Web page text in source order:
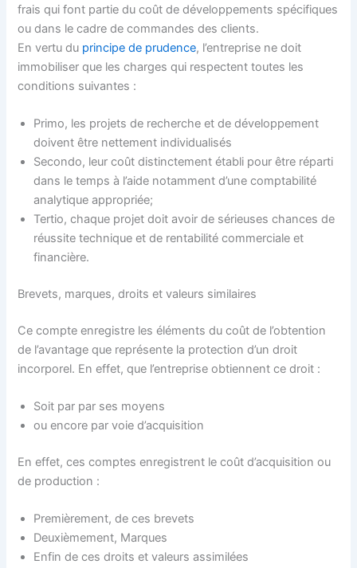
frais qui font partie du coût de développements spécifiques
ou dans le cadre de commandes des clients.
En vertu du principe de prudence, l’entreprise ne doit
immobiliser que les charges qui respectent toutes les
conditions suivantes :
Primo, les projets de recherche et de développement
doivent être nettement individualisés
Secondo, leur coût distinctement établi pour être réparti
dans le temps à l’aide notamment d’une comptabilité
analytique appropriée;
Tertio, chaque projet doit avoir de sérieuses chances de
réussite technique et de rentabilité commerciale et
financière.
Brevets, marques, droits et valeurs similaires
Ce compte enregistre les éléments du coût de l’obtention
de l’avantage que représente la protection d’un droit
incorporel. En effet, que l’entreprise obtiennent ce droit :
Soit par par ses moyens
ou encore par voie d’acquisition
En effet, ces comptes enregistrent le coût d’acquisition ou
de production :
Premièrement, de ces brevets
Deuxièmement, Marques
Enfin de ces droits et valeurs assimilées